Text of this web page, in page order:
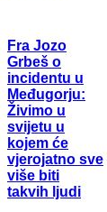
Fra Jozo
Grbeš o
incidentu u
Međugorju:
Živimo u
svijetu u
kojem će
vjerojatno sve
više biti
takvih ljudi